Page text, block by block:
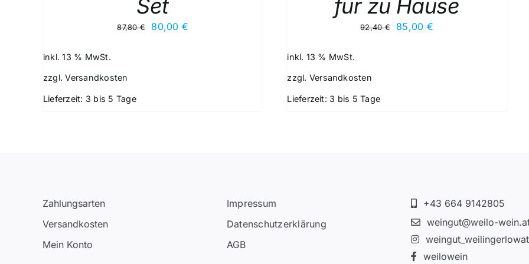
Set
87,80€
Ursprünglicher
80,00 €Aktueller
inkl. 13 % MwSt.
zzgl.Versandkosten
Lieferzeit: 3 bis 5 Tage
für zu Hause
92,40€
Ursprünglicher
85,00 €Aktueller
inkl. 13 % MwSt.
zzgl. Versandkosten
Lieferzeit: 3 bis 5 Tage
Zahlungsarten
Versandkosten
Mein Konto
Impressum
Datenschutzerklärung
AGB
+43 664 9142805
weingut@weilo-
weilowein